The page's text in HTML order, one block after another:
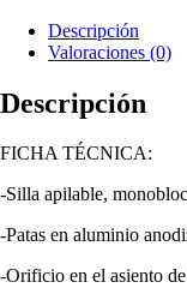
Descripción
Valoraciones (0)
Descripción
FICHA TÉCNICA:
-Silla apilable,
-Patas en aluminio
-Orificio en el asiento de